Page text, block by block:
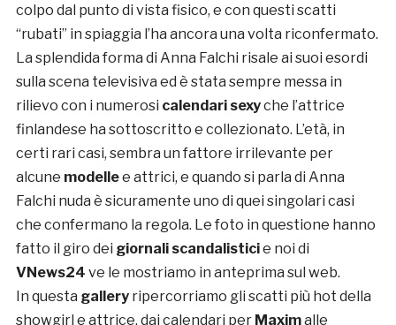
colpo dal punto di vista fisico, e con questi scatti
“rubati” in spiaggia l’ha ancora una volta riconfermato.
La splendida forma di Anna Falchi risale ai suoi esordi
sulla scena televisiva ed è stata sempre messa in
rilievo con i numerosi calendari sexyche l’attrice
finlandese ha sottoscritto e collezionato. L’età, in
certi rari casi, sembra un fattore irrilevante per
alcune modellee attrici, e quando si parla di Anna
Falchi nuda è sicuramente uno di quei singolari casi
che confermano la regola. Le foto in questione hanno
fatto il giro dei giornali scandalisticie noi di
VNews24 ve le mostriamo in anteprima sul web.
In questa galleryripercorriamo gli scatti più hot della
showgirl e attrice, dai calendari per Maximalle